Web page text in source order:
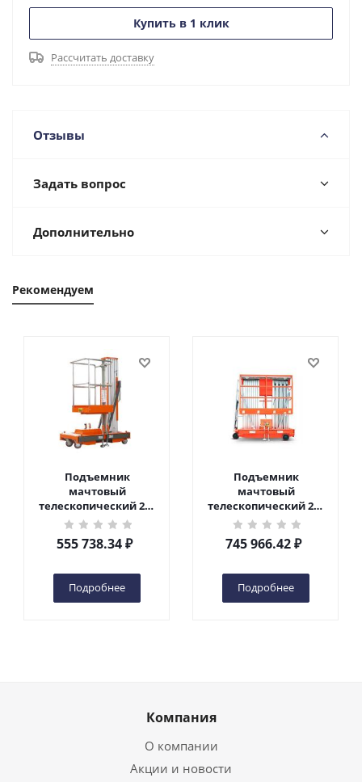
Купить в 1 клик
Рассчитать доставку
Отзывы
Задать вопрос
Дополнительно
Рекомендуем
Подъемник
мачтовый
телескопический 200
кг 6 м TOR GTWY6-200S
DC 2-мачтовый
(автономный) (G) в
555 738.34₽
Подробнее
Подъемник
мачтовый
телескопический 200
кг 10 м TOR GTWY10-
200S DC 2-мачтовый
(автономный) (N) в
745 966.42₽
Подробнее
Компания
О компании
Акции и новости